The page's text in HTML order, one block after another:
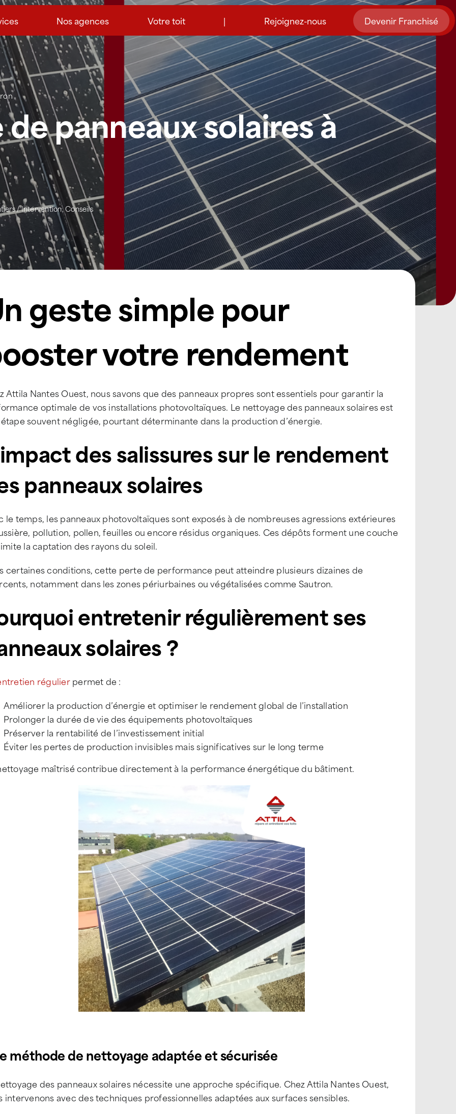
Nos agences Votre toit | Rejoignez-nous Devenir Franchisé
panneaux solaires à
/ Intervention,Conseils
geste simple pour
votre rendement
Attila Nantes Ouest, nous savons que des panneaux propres sont essentiels pour garantir la
optimale de vos installations photovoltaïques. Le nettoyage des panneaux solaires est
souvent négligée, pourtant déterminante dans la production d’énergie.
des salissures sur le rendement
panneaux solaires
le temps, les panneaux photovoltaïques sont exposés à de nombreuses agressions extérieures
pollution, pollen, feuilles ou encore résidus organiques. Ces dépôts forment une couche
la captation des rayons du soleil.
certaines conditions, cette perte de performance peut atteindre plusieurs dizaines de
notamment dans les zones périurbaines ou végétalisées comme Sautron.
entretenir régulièrement ses
solaires ?
régulierpermet de :
Améliorer la production d’énergie et optimiser le rendement global de l’installation
Prolonger la durée de vie des équipements photovoltaïques
Préserver la rentabilité de l’investissement initial
Éviter les pertes de production invisibles mais significatives sur le long terme
maîtrisé contribue directement à la performance énergétique du bâtiment.
méthode de nettoyage adaptée et sécurisée
des panneaux solaires nécessite une approche spécifique. Chez Attila Nantes Ouest,
intervenons avec des techniques professionnelles adaptées aux surfaces sensibles.